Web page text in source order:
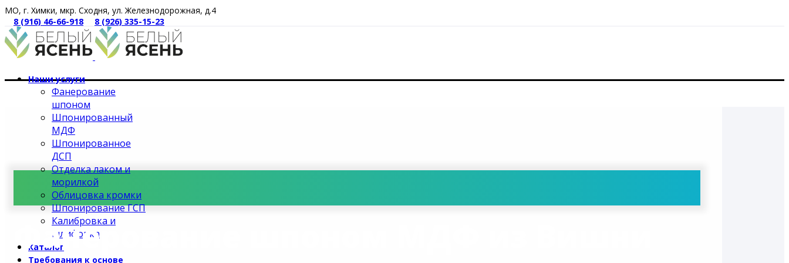
МО, г. Химки, мкр. Сходня, ул. Железнодорожная, д.4
8 (916) 46-66-918
8 (926) 335-15-23
Наши услуги
Фанерование
шпоном
Шпонированный
МДФ
Шпонированное
ДСП
Отделка лаком и
морилкой
Облицовка кромки
Шпонирование ГСП
Калибровка и
шлифовка
Каталог
Требования к основе
Фанерование шпоном МДФ из Вишни